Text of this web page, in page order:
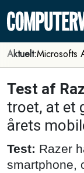
Aktuelt:Microsofts
Test af
troet, at et
årets
Test: Razer
smartphone,